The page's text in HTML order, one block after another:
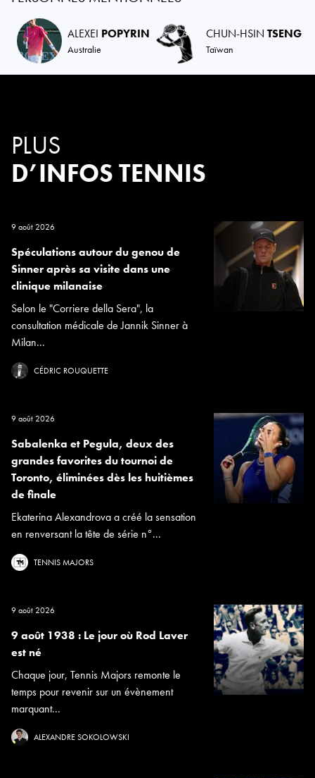
ALEXEI POPYRIN
Australie
CHUN-HSIN TSENG
Taïwan
PLUS
D’INFOS TENNIS
9 août 2026
Spéculations autour du genou de
Sinner après sa visite dans une
clinique milanaise
Selon le "Corriere della Sera", la
consultation médicale de Jannik Sinner à
Milan...
CÉDRIC ROUQUETTE
9 août 2026
Sabalenka et Pegula, deux des
grandes favorites du tournoi de
Toronto, éliminées dès les huitièmes
de finale
Ekaterina Alexandrova a créé la sensation
en renversant la tête de série n°...
TENNIS MAJORS
9 août 2026
9 août 1938 : Le jour où Rod Laver
est né
Chaque jour, Tennis Majors remonte le
temps pour revenir sur un évènement
marquant...
ALEXANDRE SOKOLOWSKI